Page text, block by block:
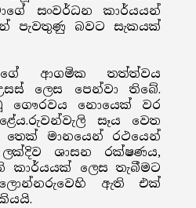
සංවර්ධන කාර්යයන්
පැවතුණු බවට සැකයක්
ආගමික තත්ත්වය
ලෙස පෙන්වා තිබේ.
ගෞරවය නොයෙක් වර
සෑය වෙත
මානයෙන් රථයෙන්
ශාසන රක්ෂණය,
කාර්යයක් ලෙස තැබීමට
ඇති එක්